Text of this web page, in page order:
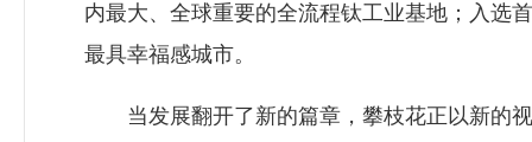
内最大、全球重要的全流程钛工业基地；入选
最具幸福感城市。
当发展翻开了新的篇章，攀枝花正以新的视